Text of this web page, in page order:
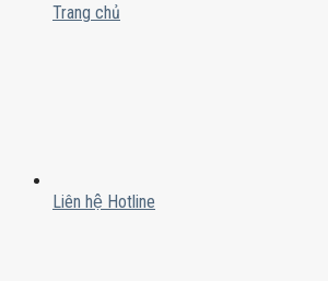
Trang chủ
Liên hệ Hotline